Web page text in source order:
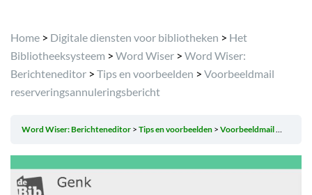
Archief
Home > Digitale diensten voor bibliotheken > Het
Bibliotheeksysteem > Word Wiser > Word Wiser:
Berichteneditor > Tips en voorbeelden > Voorbeeldmail
reserveringsannuleringsbericht
Word Wiser: Berichteneditor Tips en voorbeelden Voorbeeldmail reserveringsannuleringsbericht